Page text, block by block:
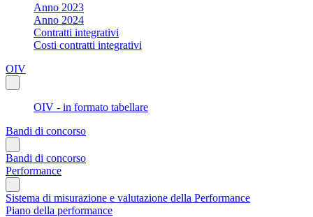
Anno 2023
Anno 2024
Contratti integrativi
Costi contratti integrativi
OIV
OIV - in formato tabellare
Bandi di concorso
Bandi di concorso
Performance
Sistema di misurazione e valutazione della Performance
Piano della performance